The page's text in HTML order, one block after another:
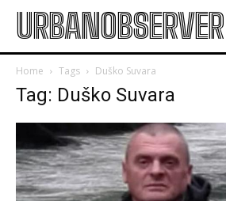
URBANOBSERVER
Home Tags Duško Suvara
Tag: Duško Suvara